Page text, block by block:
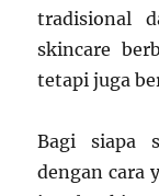
tradisional
skincare
tetapi juga
Bagi siapa
dengan cara